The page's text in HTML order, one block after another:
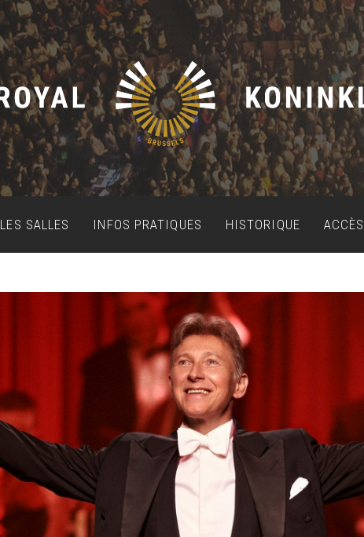
LES SALLES INFOS PRATIQUES HISTORIQUE ACCÈS